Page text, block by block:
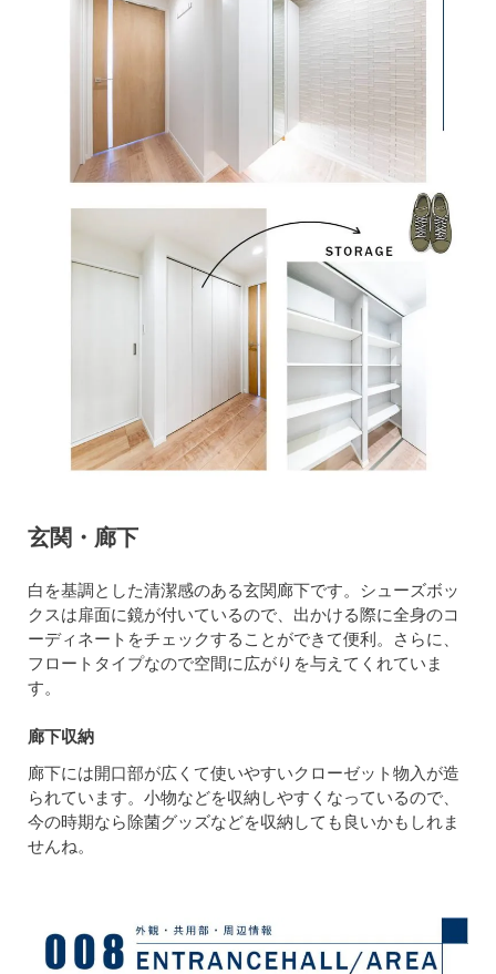
玄関・廊下
白を基調とした清潔感のある玄関廊下です。シューズボッ
クスは扉面に鏡が付いているので、出かける際に全身のコ
ーディネートをチェックすることができて便利。さらに、
フロートタイプなので空間に広がりを与えてくれていま
す。
廊下収納
廊下には開口部が広くて使いやすいクローゼット物入が造
られています。小物などを収納しやすくなっているので、
今の時期なら除菌グッズなどを収納しても良いかもしれま
せんね。